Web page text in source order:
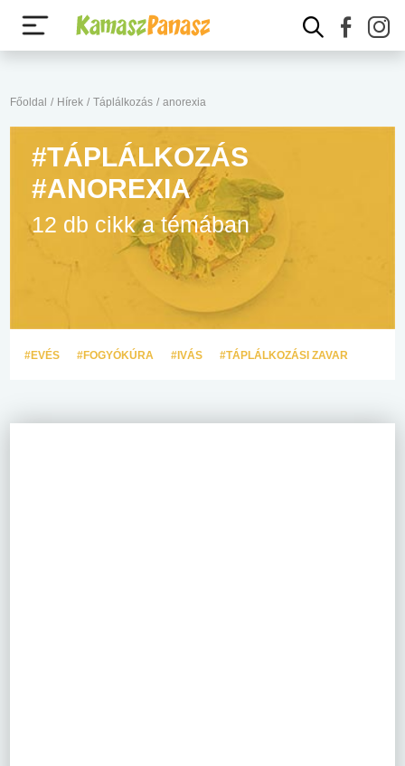
Főoldal / Hírek / Táplálkozás / anorexia
#TÁPLÁLKOZÁS
#ANOREXIA
12 db cikk a témában
#EVÉS #FOGYÓKÚRA #IVÁS #TÁPLÁLKOZÁSI ZAVAR